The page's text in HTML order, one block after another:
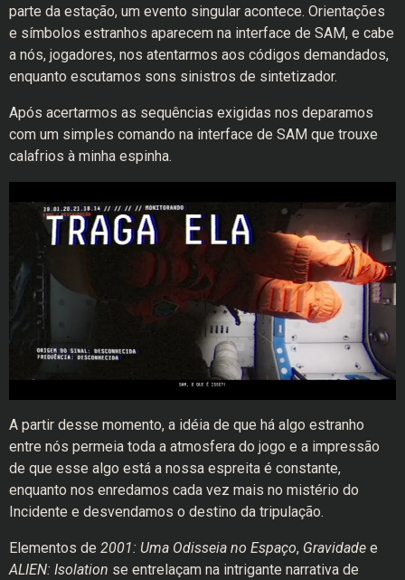
parte da estação, um evento singular acontece. Orientações
e símbolos estranhos aparecem na interface de SAM, e cabe
a nós, jogadores, nos atentarmos aos códigos demandados,
enquanto escutamos sons sinistros de sintetizador.
Após acertarmos as sequências exigidas nos deparamos
com um simples comando na interface de SAM que trouxe
calafrios à minha espinha.
A partir desse momento, a idéia de que há algo estranho
entre nós permeia toda a atmosfera do jogo e a impressão
de que esse algo está a nossa espreita é constante,
enquanto nos enredamos cada vez mais no mistério do
Incidente e desvendamos o destino da tripulação.
Elementos de 2001: Uma Odisseia no Espaço, Gravidade e
ALIEN: Isolation se entrelaçam na intrigante narrativa de